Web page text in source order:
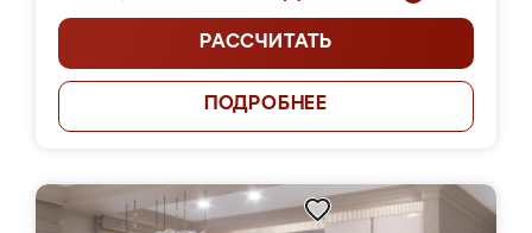
РАССЧИТАТЬ
ПОДРОБНЕЕ